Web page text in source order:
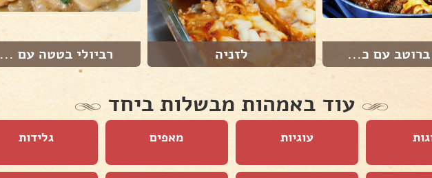
עם כ... לזניה רביולי בטטה עם ...
עוד באמהות מבשלות ביחד
עוגיות מאפים גלידות